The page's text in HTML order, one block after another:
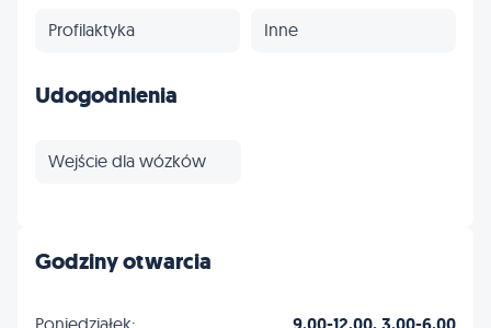
Profilaktyka Inne
Udogodnienia
Wejście dla wózków
Godziny otwarcia
Poniedziałek: